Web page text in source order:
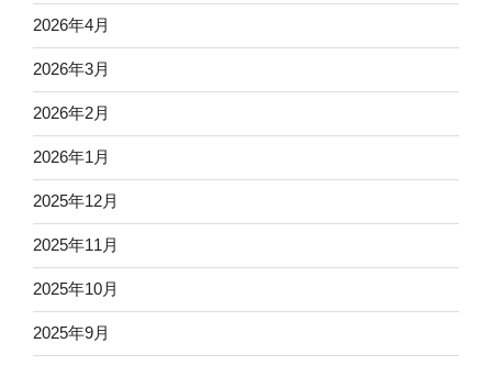
2026年4月
2026年3月
2026年2月
2026年1月
2025年12月
2025年11月
2025年10月
2025年9月